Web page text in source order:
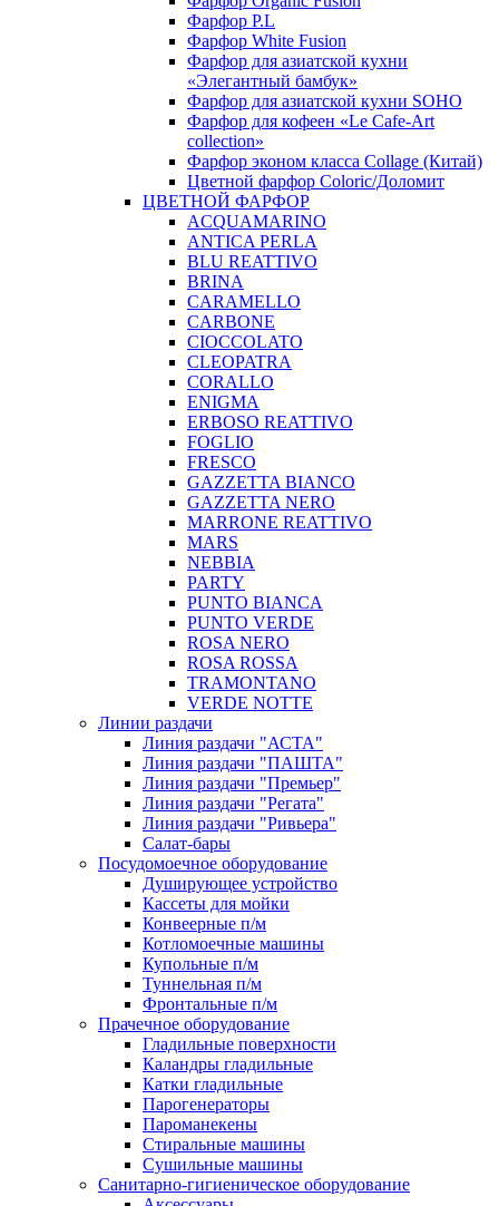
Фарфор P.L
Фарфор White Fusion
Фарфор для азиатской кухни
«Элегантный бамбук»
Фарфор для азиатской кухни SOHO
Фарфор для кофеен «Le Cafe-Art
collection»
Фарфор эконом класса Collage (Китай)
Цветной фарфор Coloric/Доломит
ЦВЕТНОЙ ФАРФОР
ACQUAMARINO
ANTICA PERLA
BLU REATTIVO
BRINA
CARAMELLO
CARBONE
CIOCCOLATO
CLEOPATRA
CORALLO
ENIGMA
ERBOSO REATTIVO
FOGLIO
FRESCO
GAZZETTA BIANCO
GAZZETTA NERO
MARRONE REATTIVO
MARS
NEBBIA
PARTY
PUNTO BIANCA
PUNTO VERDE
ROSA NERO
ROSA ROSSA
TRAMONTANO
VERDE NOTTE
Линии раздачи
Линия раздачи "АСТА"
Линия раздачи "ПАШТА"
Линия раздачи "Премьер"
Линия раздачи "Регата"
Линия раздачи "Ривьера"
Салат-бары
Посудомоечное оборудование
Душирующее устройство
Кассеты для мойки
Конвеерные п/м
Котломоечные машины
Купольные п/м
Туннельная п/м
Фронтальные п/м
Прачечное оборудование
Гладильные поверхности
Каландры гладильные
Катки гладильные
Парогенераторы
Пароманекены
Стиральные машины
Сушильные машины
Санитарно-гигиеническое оборудование